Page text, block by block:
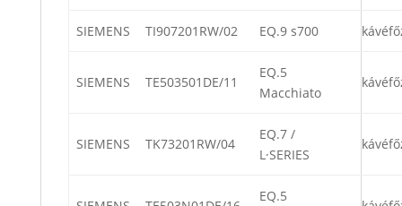
SIEMENS TI907201RW/02 EQ.9 s700
SIEMENS TE503501DE/11
EQ.5
Macchiato
SIEMENS TK73201RW/04
EQ.7 /
L·SERIES
EQ.5